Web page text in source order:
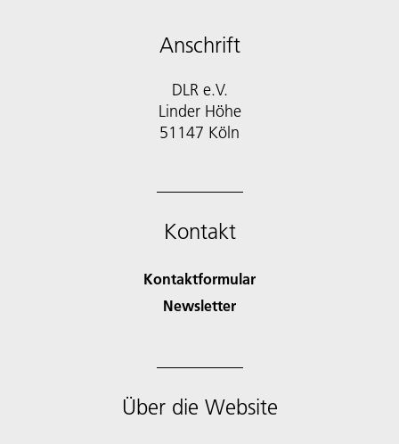
Anschrift
DLR e.V.
Linder Höhe
51147 Köln
Kontakt
Kontaktformular
Newsletter
Über die Website